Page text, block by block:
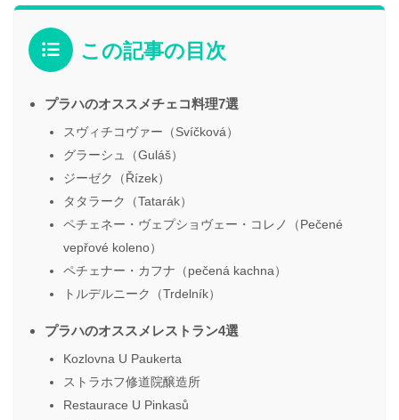
この記事の目次
プラハのオススメチェコ料理7選
スヴィチコヴァー（Svíčková）
グラーシュ（Guláš）
ジーゼク（Řízek）
タタラーク（Tatarák）
ペチェネー・ヴェプショヴェー・コレノ（Pečené
vepřové koleno）
ペチェナー・カフナ（pečená kachna）
トルデルニーク（Trdelník）
プラハのオススメレストラン4選
Kozlovna U Paukerta
ストラホフ修道院醸造所
Restaurace U Pinkasů